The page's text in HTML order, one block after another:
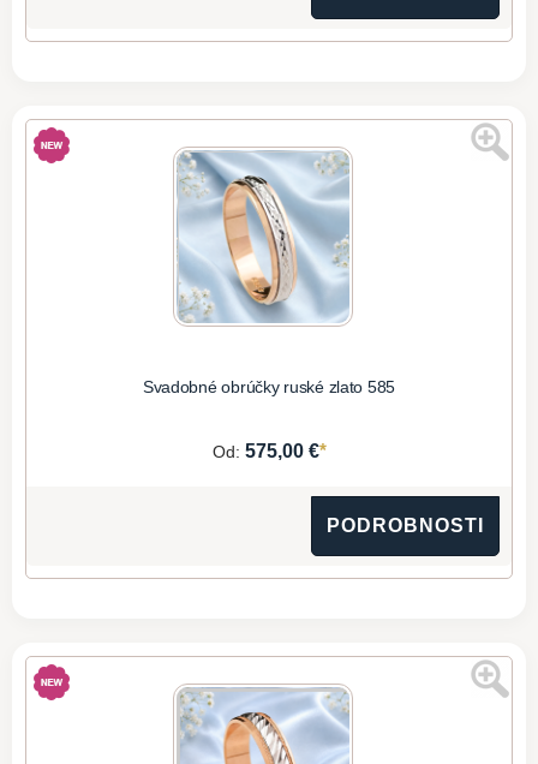
Svadobné obrúčky ruské zlato 585
Od: 575,00 €*
PODROBNOSTI